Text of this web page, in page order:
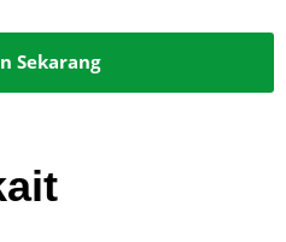
Sekarang